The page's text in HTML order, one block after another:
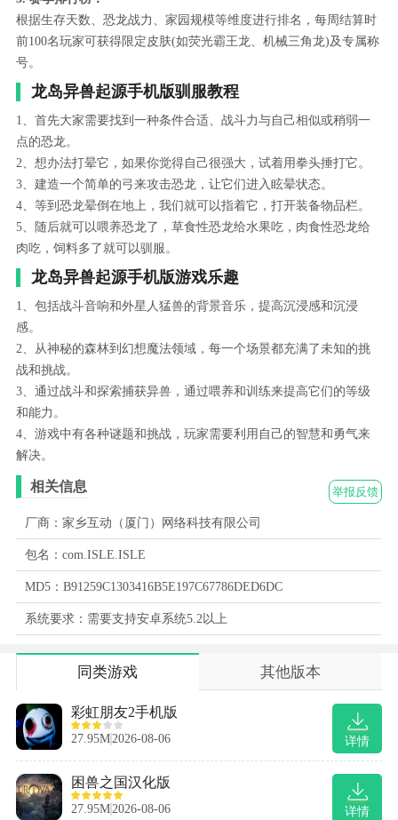
根据生存天数、恐龙战力、家园规模等维度进行排名，每周结算时
前100名玩家可获得限定皮肤(如荧光霸王龙、机械三角龙)及专属称
号。
龙岛异兽起源手机版驯服教程
1、首先大家需要找到一种条件合适、战斗力与自己相似或稍弱一
点的恐龙。
2、想办法打晕它，如果你觉得自己很强大，试着用拳头捶打它。
3、建造一个简单的弓来攻击恐龙，让它们进入眩晕状态。
4、等到恐龙晕倒在地上，我们就可以指着它，打开装备物品栏。
5、随后就可以喂养恐龙了，草食性恐龙给水果吃，肉食性恐龙给
肉吃，饲料多了就可以驯服。
龙岛异兽起源手机版游戏乐趣
1、包括战斗音响和外星人猛兽的背景音乐，提高沉浸感和沉浸
感。
2、从神秘的森林到幻想魔法领域，每一个场景都充满了未知的挑
战和挑战。
3、通过战斗和探索捕获异兽，通过喂养和训练来提高它们的等级
和能力。
4、游戏中有各种谜题和挑战，玩家需要利用自己的智慧和勇气来
解决。
举报反馈
相关信息
厂商：家乡互动（厦门）网络科技有限公司
包名：com.ISLE.ISLE
MD5：B91259C1303416B5E197C67786DED6DC
系统要求：需要支持安卓系统5.2以上
同类游戏 其他版本
详情
彩虹朋友2手机版
27.95M2026-08-06
详情
困兽之国汉化版
27.95M2026-08-06